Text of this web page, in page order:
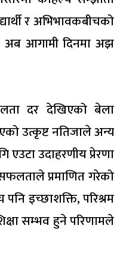
र अभिभावकबीचको
अब आगामी दिनमा अझ
दर देखिएको बेला
उत्कृष्ट नतिजाले अन्य
एउटा उदाहरणीय प्रेरणा
प्रमाणित गरेको
इच्छाशक्ति, परिश्रम
सम्भव हुने परिणामले